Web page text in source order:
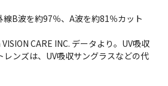
線B波を約97％、A波を約81％カット
CARE INC. データより。UV吸収
ンズは、UV吸収サングラスなどの代